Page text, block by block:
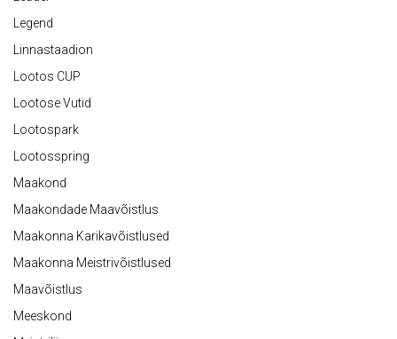
Legend
Linnastaadion
Lootos CUP
Lootose Vutid
Lootospark
Lootosspring
Maakond
Maakondade Maavõistlus
Maakonna Karikavõistlused
Maakonna Meistrivõistlused
Maavõistlus
Meeskond